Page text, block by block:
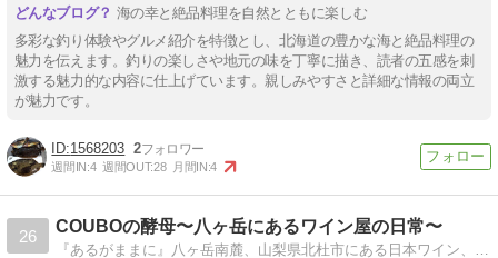
海の幸と絶品料理を自然とともに楽しむ
多彩な釣り体験やグルメ紹介を特徴とし、北海道の豊かな海と絶品料理の
魅力を伝えます。釣りの楽しさや地元の味を丁寧に描き、読者の五感を刺
激する魅力的な内容に仕上げています。親しみやすさと詳細な情報の両立
が魅力です。
1568203 2
週間IN:4 週間OUT:28 月間IN:4
26
COUBOの酵母〜八ヶ岳にあるワイン屋の日常〜